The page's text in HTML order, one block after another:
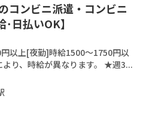
コンビニ派遣・コンビニ
日払いOK】
以上[夜勤]時給1500～1750円以
り、時給が異なります。 ★週3...